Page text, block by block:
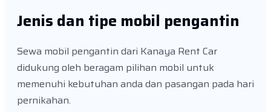
Jenis dan tipe mobil pengantin
Sewa mobil pengantin dari Kanaya Rent Car
didukung oleh beragam pilihan mobil untuk
memenuhi kebutuhan anda dan pasangan pada hari
pernikahan.